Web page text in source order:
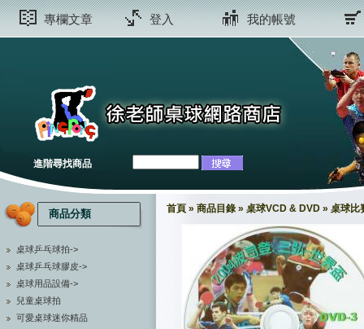
專欄文章 登入 我的帳號
進階尋找商品
商品分類
桌球乒乓球拍->
桌球乒乓球膠皮->
桌球用品設備->
兒童桌球拍
可愛桌球迷你精品
首頁 » 商品目錄» 桌球VCD & DVD » 桌球比